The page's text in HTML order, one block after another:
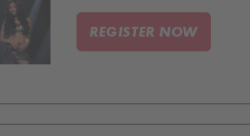
REGISTER NOW